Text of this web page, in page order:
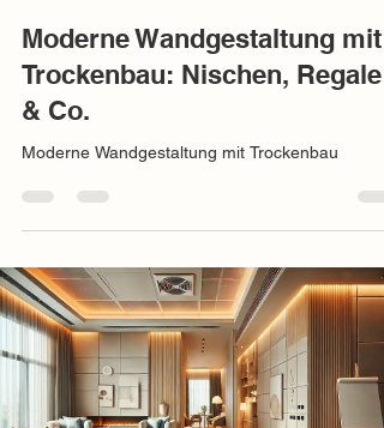
Moderne Wandgestaltung mit
Trockenbau: Nischen, Regale
& Co.
Moderne Wandgestaltung mit Trockenbau